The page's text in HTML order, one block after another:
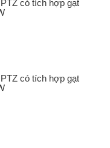
có tích hợp gạt
có tích hợp gạt